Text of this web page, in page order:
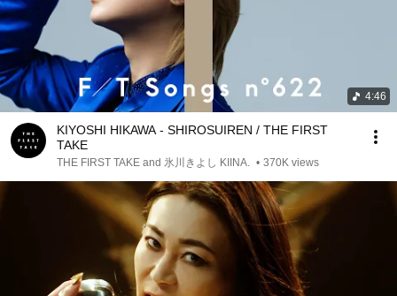
4:46
KIYOSHI HIKAWA - SHIROSUIREN / THE FIRST
TAKE
THE FIRST TAKE and 氷川きよし KIINA. • 370K views